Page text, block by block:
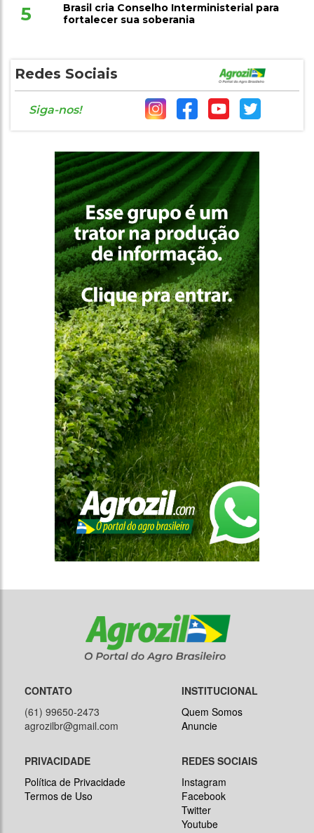
5
Brasil cria Conselho Interministerial para
fortalecer sua soberania
Redes Sociais
Siga-nos!
CONTATO
(61) 99650-2473
agrozilbr@gmail.com
INSTITUCIONAL
Quem Somos
Anuncie
PRIVACIDADE
Política de Privacidade
Termos de Uso
REDES SOCIAIS
Instagram
Facebook
Twitter
Youtube